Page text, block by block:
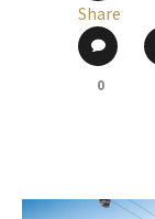
Share
0